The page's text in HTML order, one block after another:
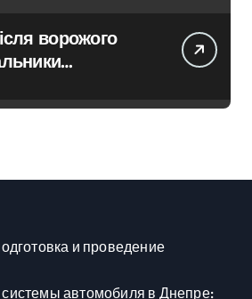
ворожого
в Київському
и проведение
автомобиля в Днепре: